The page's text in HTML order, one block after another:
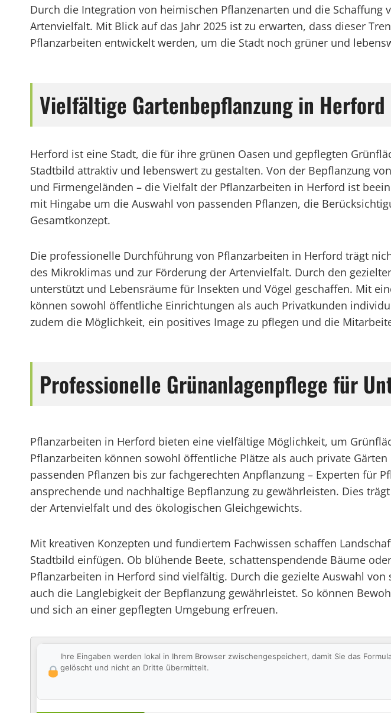
Durch die Integration von heimischen Pflanzenarten und die
Artenvielfalt. Mit Blick auf das Jahr 2025 ist zu erwarten, dass dieser
Pflanzarbeiten entwickelt werden, um die Stadt noch grüner und
Vielfältige Gartenbepflanzung in Herford
Herford ist eine Stadt, die für ihre grünen Oasen und gepflegten
Stadtbild attraktiv und lebenswert zu gestalten. Von der Bepflanzung
und Firmengeländen – die Vielfalt der Pflanzarbeiten in Herford ist
mit Hingabe um die Auswahl von passenden Pflanzen, die
Gesamtkonzept.
Die professionelle Durchführung von Pflanzarbeiten in Herford trägt
des Mikroklimas und zur Förderung der Artenvielfalt. Durch den
unterstützt und Lebensräume für Insekten und Vögel geschaffen. Mit
können sowohl öffentliche Einrichtungen als auch Privatkunden
zudem die Möglichkeit, ein positives Image zu pflegen und die
Professionelle Grünanlagenpflege für
Pflanzarbeiten in Herford bieten eine vielfältige Möglichkeit, um
Pflanzarbeiten können sowohl öffentliche Plätze als auch private
passenden Pflanzen bis zur fachgerechten Anpflanzung – Experten
ansprechende und nachhaltige Bepflanzung zu gewährleisten. Dies
der Artenvielfalt und des ökologischen Gleichgewichts.
Mit kreativen Konzepten und fundiertem Fachwissen schaffen
Stadtbild einfügen. Ob blühende Beete, schattenspendende Bäume
Pflanzarbeiten in Herford sind vielfältig. Durch die gezielte Auswahl
auch die Langlebigkeit der Bepflanzung gewährleistet. So können
und sich an einer gepflegten Umgebung erfreuen.
Ihre Eingaben werden lokal in Ihrem Browser zwischengespeichert, damit Sie das
gelöscht und nicht an Dritte übermittelt.